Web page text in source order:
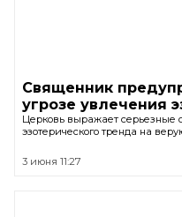
Священник
угрозе увлечения
Церковь выражает серьезные
эзотерического тренда на
3 июня 11:27